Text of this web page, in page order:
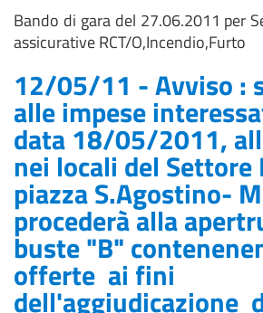
Bando di gara del 27.06.2011 per
assicurative RCT/O,Incendio,Furto
12/05/11 - Avviso :
alle impese
data 18/05/2011,
nei locali del
piazza S.Agostino-
procederà alla
buste "B"
offerte ai fini
dell'aggiudicazione